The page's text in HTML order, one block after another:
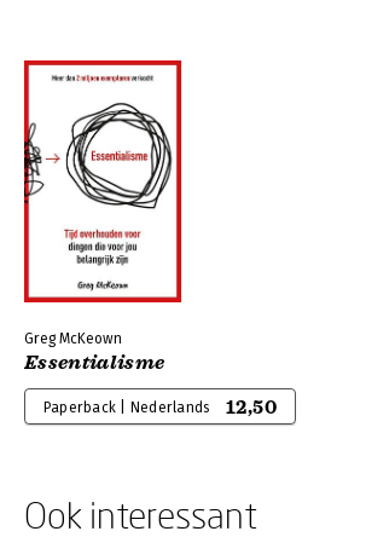
Greg McKeown
Essentialisme
Paperback | Nederlands 12,50
Ook interessant